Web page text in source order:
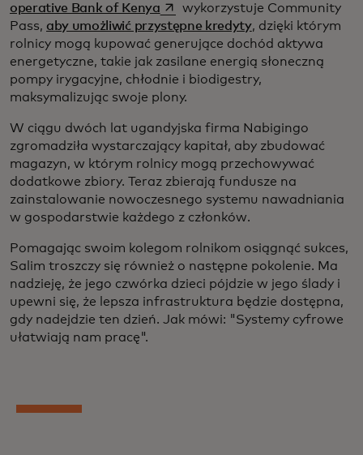
operative Bank of Kenyaopens in a new tab
wykorzystuje Community
Pass, aby umożliwić przystępne kredyty, dzięki którym
rolnicy mogą kupować generujące dochód aktywa
energetyczne, takie jak zasilane energią słoneczną
pompy irygacyjne, chłodnie i biodigestry,
maksymalizując swoje plony.
W ciągu dwóch lat ugandyjska firma Nabigingo
zgromadziła wystarczający kapitał, aby zbudować
magazyn, w którym rolnicy mogą przechowywać
dodatkowe zbiory. Teraz zbierają fundusze na
zainstalowanie nowoczesnego systemu nawadniania
w gospodarstwie każdego z członków.
Pomagając swoim kolegom rolnikom osiągnąć sukces,
Salim troszczy się również o następne pokolenie. Ma
nadzieję, że jego czwórka dzieci pójdzie w jego ślady i
upewni się, że lepsza infrastruktura będzie dostępna,
gdy nadejdzie ten dzień. Jak mówi: "Systemy cyfrowe
ułatwiają nam pracę".